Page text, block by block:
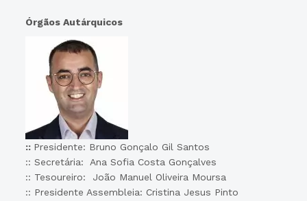
Órgãos Autárquicos
:: Presidente: Bruno Gonçalo Gil Santos
:: Secretária: Ana Sofia Costa Gonçalves
:: Tesoureiro: João Manuel Oliveira Moursa
:: Presidente Assembleia: Cristina Jesus Pinto